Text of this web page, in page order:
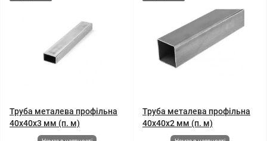
Труба металева профільна
40x40x3 мм (п. м)
Труба металева профільна
40x40x2 мм (п. м)